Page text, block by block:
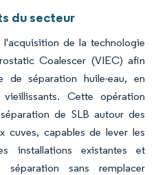
du secteur
de la technologie
Coalescer (VIEC) afin
de séparation huile-eau, en
Cette opération
de SLB autour des
cuves, capables de lever les
installations existantes et
sans remplacer